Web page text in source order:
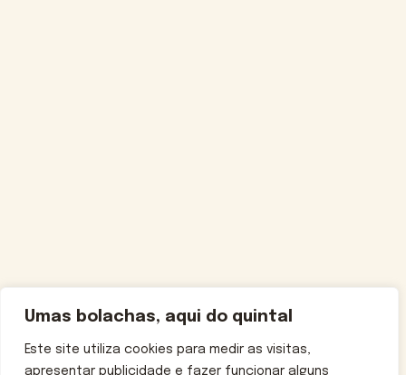
Umas bolachas, aqui do quintal
Este site utiliza cookies para medir as visitas,
apresentar publicidade e fazer funcionar alguns